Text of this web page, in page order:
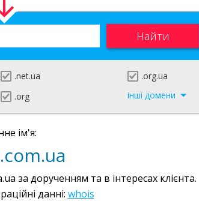
.net.ua .org.ua
.org інші домени
ім'я:
за дорученням та в інтересах клієнта.
данні: whois